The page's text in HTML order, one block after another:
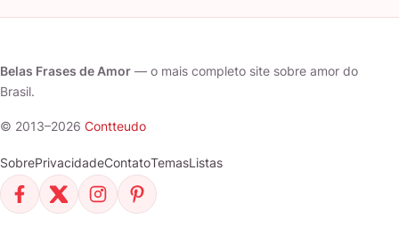
Belas Frases de Amor — o mais completo site sobre amor do
Brasil.
© 2013–2026 Contteudo
SobrePrivacidadeContatoTemasListas